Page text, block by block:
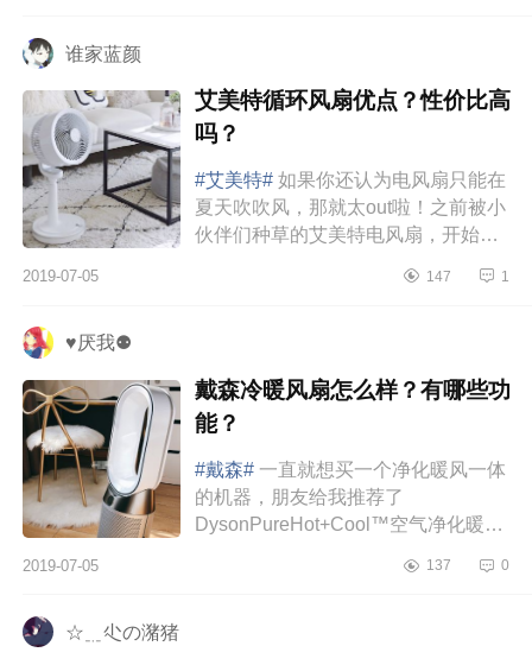
谁家蓝颜
艾美特循环风扇优点？性价比高
吗？
#艾美特# 如果你还认为电风扇只能在
夏天吹吹风，那就太out啦！之前被小
伙伴们种草的艾美特电风扇，开始是
下，竟然还有这么多“隐藏功能”...
2019-07-05 147 1
♥厌我⚉
戴森冷暖风扇怎么样？有哪些功
能？
#戴森# 一直就想买一个净化暖风一体
的机器，朋友给我推荐了
DysonPureHot+Cool™空气净化暖风
就很棒，用了一段时间，真的是幸福
2019-07-05 137 0
☆﹎尐の潴猪